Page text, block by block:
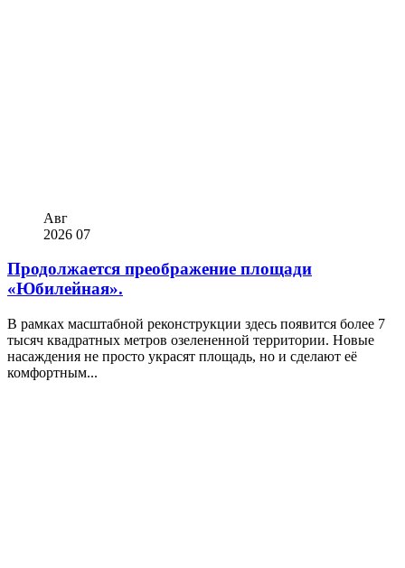
Авг
2026 07
Продолжается преображение площади
«Юбилейная».
В рамках масштабной реконструкции здесь появится более 7
тысяч квадратных метров озелененной территории. Новые
насаждения не просто украсят площадь, но и сделают её
комфортным...